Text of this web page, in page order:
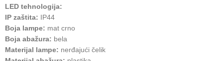
LED tehnologija:
IP zaštita: IP44
Boja lampe: mat crno
Boja abažura: bela
Materijal lampe: nerđajući čelik